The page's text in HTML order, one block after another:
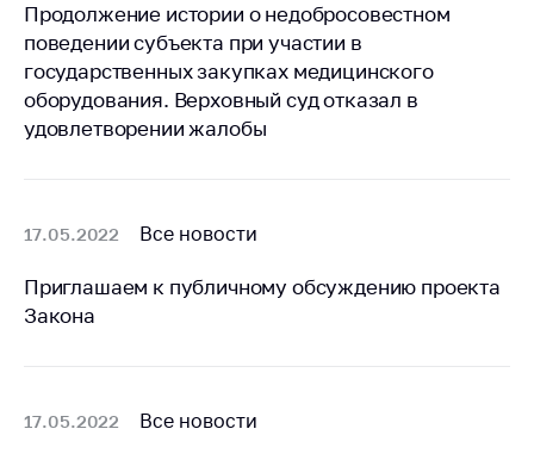
общественного
питания, бытового
обслуживания
Обучение по
вопросам
конкурентной
политики
Продолжение истории о недобросовестном
поведении субъекта при участии в
государственных закупках медицинского
оборудования. Верховный суд отказал в
удовлетворении жалобы
17.05.2022 Все новости
Приглашаем к публичному обсуждению проекта
Закона
17.05.2022 Все новости